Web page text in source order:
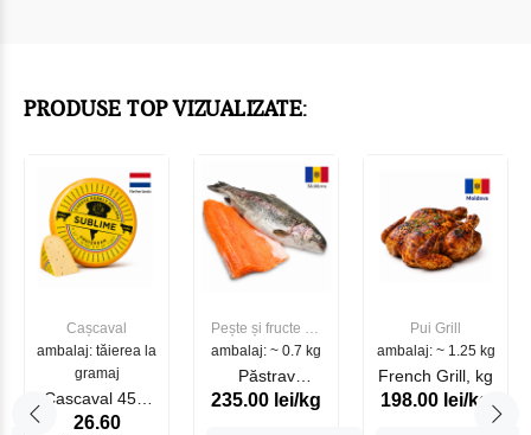
PRODUSE TOP VIZUALIZATE:
Cașcaval
ambalaj: tăierea la
gramaj
Cascaval 45%
Maasdam
26.60
Pește și fructe de
mare
ambalaj: ~ 0.7 kg
Păstrav
Somonat
235.00 lei/kg
Pui Grill
ambalaj: ~ 1.25 kg
French Grill, kg
198.00 lei/kg